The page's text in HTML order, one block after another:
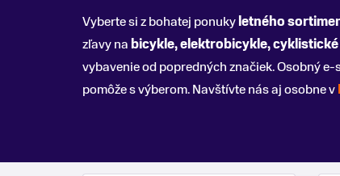
Vyberte si z bohatej ponukyletného
zľavy na bicykle, elektrobicykle, cyklistické
vybavenie od popredných značiek. Osobný
pomôže s výberom. Navštívte nás aj osobne v